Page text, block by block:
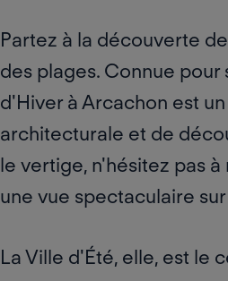
Partez à la découverte
des plages. Connue pour
d'Hiver à Arcachon est
architecturale et de
le vertige, n'hésitez pas à
une vue spectaculaire
La Ville d'Été, elle, est le